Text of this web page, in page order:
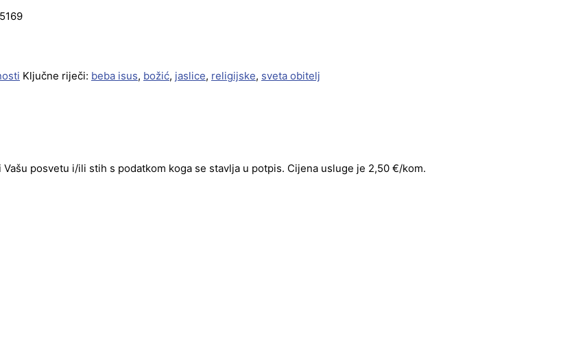
Ključne riječi: beba isus, božić, jaslice, religijske, sveta obitelj
posvetu i/ili stih s podatkom koga se stavlja u potpis. Cijena usluge je 2,50 €/kom.